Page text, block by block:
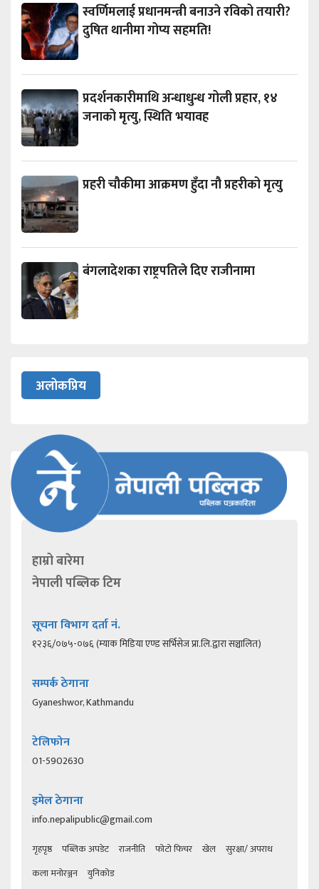
स्वर्णिमलाई प्रधानमन्त्री बनाउने रविको तयारी?
दुषित थानीमा गोप्य सहमति!
प्रदर्शनकारीमाथि अन्धाधुन्ध गोली प्रहार, १४
जनाको मृत्यु, स्थिति भयावह
प्रहरी चौकीमा आक्रमण हुँदा नौ प्रहरीको मृत्यु
बंगलादेशका राष्ट्रपतिले दिए राजीनामा
अलोकप्रिय
हाम्रो बारेमा
नेपाली पब्लिक टिम
सूचना विभाग दर्ता नं.
१२३६/०७५-०७६ (म्याक मिडिया एण्ड सर्भिसेज प्रा.लि.द्वारा सञ्चालित)
सम्पर्क ठेगाना
Gyaneshwor, Kathmandu
टेलिफोन
01-5902630
इमेल ठेगाना
info.nepalipublic@gmail.com
गृहपृष्ठ पब्लिक अपडेट राजनीति फोटो फिचर खेल
सुरक्षा/ अपराध
कला मनोरञ्जन
युनिकोड